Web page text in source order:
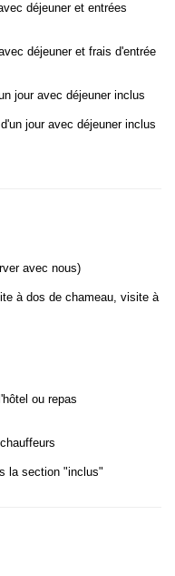
déjeuner et entrées
déjeuner et frais d'entrée
jour avec déjeuner inclus
jour avec déjeuner inclus
avec nous)
à dos de chameau, visite à
ou repas
la section "inclus"